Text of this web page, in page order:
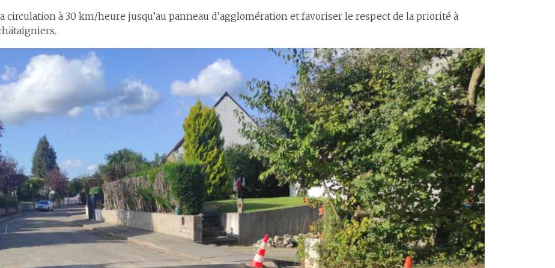
à 30 km/heure jusqu’au panneau d’agglomération et favoriser le respect de la priorité à